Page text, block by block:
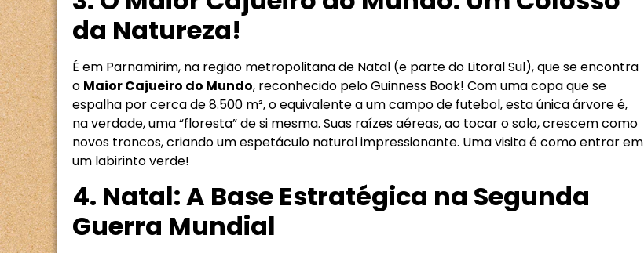
da Natureza!
É em Parnamirim, na região metropolitana de Natal (e parte do Litoral Sul), que se encontra
o Maior Cajueiro do Mundo, reconhecido pelo Guinness Book! Com uma copa que se
espalha por cerca de 8.500 m², o equivalente a um campo de futebol, esta única árvore é,
na verdade, uma “floresta” de si mesma. Suas raízes aéreas, ao tocar o solo, crescem como
novos troncos, criando um espetáculo natural impressionante. Uma visita é como entrar em
um labirinto verde!
4. Natal: A Base Estratégica na Segunda
Guerra Mundial